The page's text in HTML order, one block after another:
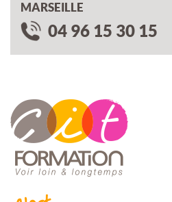
MARSEILLE
04 96 15 30 15